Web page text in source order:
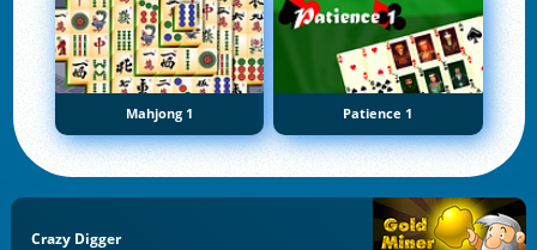
Mahjong 1 Patience 1
Crazy Digger